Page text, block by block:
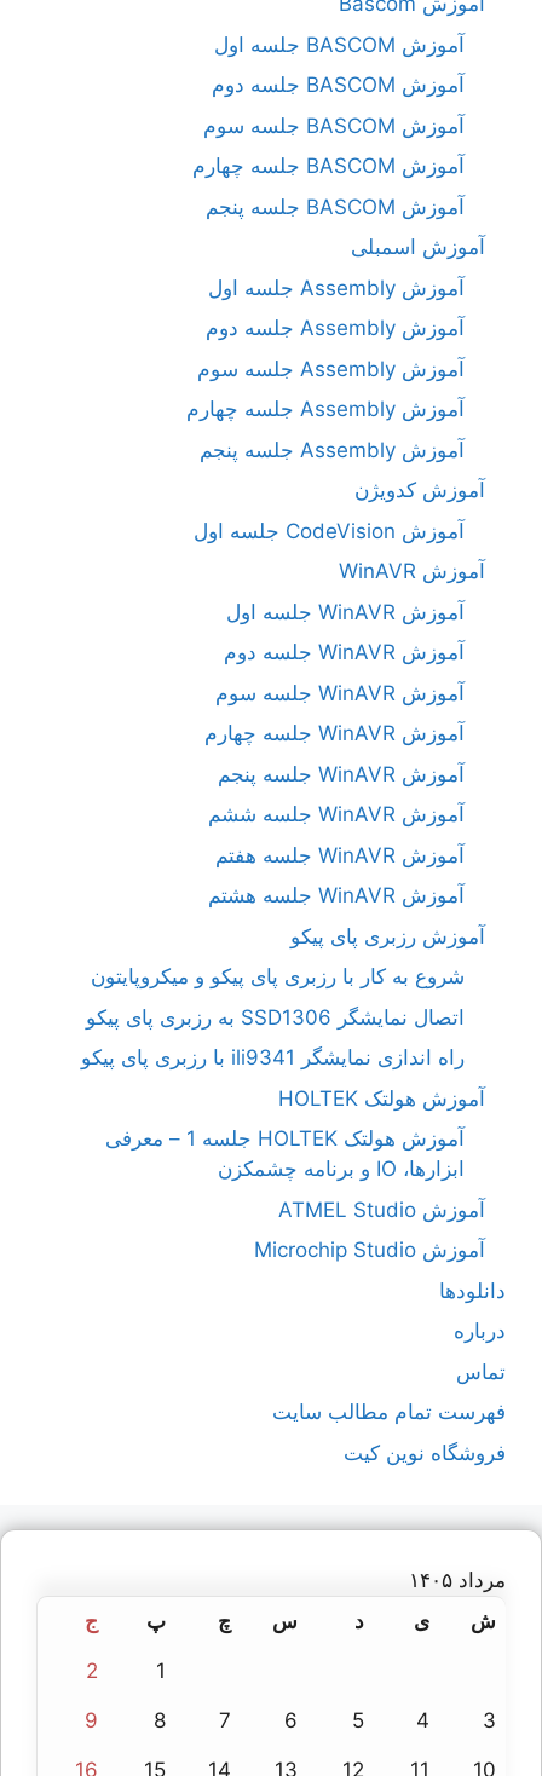
آموزش BASCOM جلسه اول
آموزش BASCOM جلسه دوم
آموزش BASCOM جلسه سوم
آموزش BASCOM جلسه چهارم
آموزش BASCOM جلسه پنجم
آموزش اسمبلی
آموزش Assembly جلسه اول
آموزش Assembly جلسه دوم
آموزش Assembly جلسه سوم
آموزش Assembly جلسه چهارم
آموزش Assembly جلسه پنجم
آموزش کدویژن
آموزش CodeVision جلسه اول
آموزش WinAVR
آموزش WinAVR جلسه اول
آموزش WinAVR جلسه دوم
آموزش WinAVR جلسه سوم
آموزش WinAVR جلسه چهارم
آموزش WinAVR جلسه پنجم
آموزش WinAVR جلسه ششم
آموزش WinAVR جلسه هفتم
آموزش WinAVR جلسه هشتم
آموزش رزبری پای پیکو
شروع به کار با رزبری پای پیکو و میکروپایتون
اتصال نمایشگر SSD1306 به رزبری پای پیکو
راه اندازی نمایشگر ili9341 با رزبری پای پیکو
آموزش هولتک HOLTEK
آموزش هولتک HOLTEK جلسه 1 – معرفی
ابزارها، IO و برنامه چشمکزن
آموزش ATMEL Studio
آموزش Microchip Studio
دانلودها
درباره
تماس
فهرست تمام مطالب سایت
فروشگاه نوین کیت
مرداد ۱۴۰۵
ش
ی د س چ پ ج
1
2
3
4
5
6
7
8
9
10
11
12
13
14
15
16